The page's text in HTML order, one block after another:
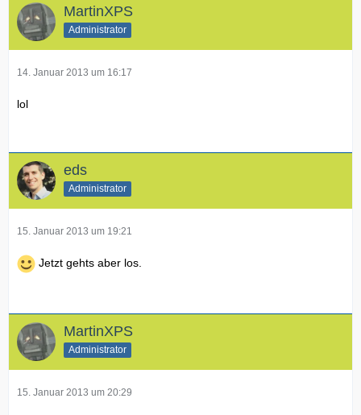
MartinXPS
Administrator
14. Januar 2013 um 16:17
lol
eds
Administrator
15. Januar 2013 um 19:21
Jetzt gehts aber los.
MartinXPS
Administrator
15. Januar 2013 um 20:29